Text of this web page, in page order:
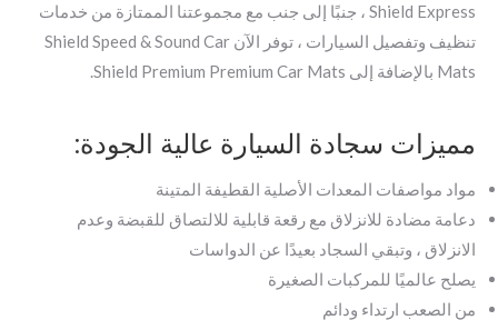
Shield Express ، جنبًا إلى جنب مع مجموعتنا الممتازة من خدمات
تنظيف وتفصيل السيارات ، توفر الآن Shield Speed & Sound Car
Mats بالإضافة إلى Shield Premium Premium Car Mats.
مميزات سجادة السيارة عالية الجودة:
مواد مواصفات المعدات الأصلية القطيفة المتينة
دعامة مضادة للانزلاق مع رقعة قابلية للالتصاق للقبضة وعدم
الانزلاق ، وتبقي السجاد بعيدًا عن الدواسات
يصلح عالميًا للمركبات الصغيرة
من الصعب ارتداء ودائم